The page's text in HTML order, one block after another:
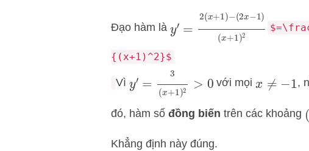
Đạo hàm là ′ x+1)−(2x−1 ( + 1
{(x+1)^2}$
Vì ′ +1 > với mọi x≠− 1 ,
đó, hàm số đồng biến trên các khoảng (
Khẳng định này đúng.